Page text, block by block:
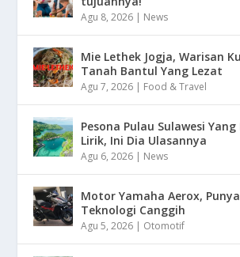
Agu 8, 2026 | News
Mie Lethek Jogja, Warisan
Tanah Bantul Yang Lezat
Agu 7, 2026 | Food & Travel
Pesona Pulau Sulawesi
Lirik, Ini Dia Ulasannya
Agu 6, 2026 | News
Motor Yamaha Aerox,
Teknologi Canggih
Agu 5, 2026 | Otomotif